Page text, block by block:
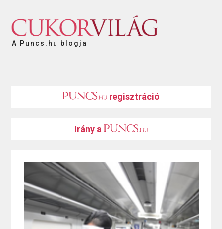
A Puncs.hu blogja
regisztráció
Irány a